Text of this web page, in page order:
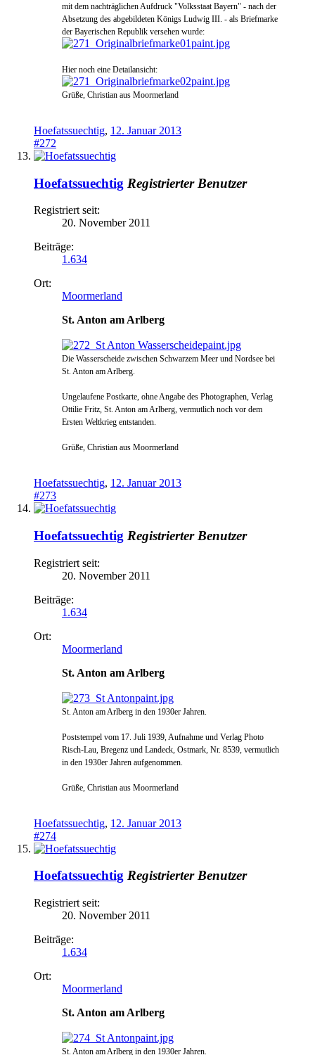
mit dem nachträglichen Aufdruck "Volksstaat Bayern" - nach der
Absetzung des abgebildeten Königs Ludwig III. - als Briefmarke
der Bayerischen Republik versehen wurde:
Hier noch eine Detailansicht:
Grüße, Christian aus Moormerland
Hoefatssuechtig, 12. Januar 2013
#272
Hoefatssuechtig Registrierter Benutzer
Registriert seit:
20. November 2011
Beiträge:
1.634
Ort:
Moormerland
St. Anton am Arlberg
Die Wasserscheide zwischen Schwarzem Meer und Nordsee bei
St. Anton am Arlberg.
Ungelaufene Postkarte, ohne Angabe des Photographen, Verlag
Ottilie Fritz, St. Anton am Arlberg, vermutlich noch vor dem
Ersten Weltkrieg entstanden.
Grüße, Christian aus Moormerland
Hoefatssuechtig, 12. Januar 2013
#273
Hoefatssuechtig Registrierter Benutzer
Registriert seit:
20. November 2011
Beiträge:
1.634
Ort:
Moormerland
St. Anton am Arlberg
St. Anton am Arlberg in den 1930er Jahren.
Poststempel vom 17. Juli 1939, Aufnahme und Verlag Photo
Risch-Lau, Bregenz und Landeck, Ostmark , Nr. 8539, vermutlich
in den 1930er Jahren aufgenommen.
Grüße, Christian aus Moormerland
Hoefatssuechtig, 12. Januar 2013
#274
Hoefatssuechtig Registrierter Benutzer
Registriert seit:
20. November 2011
Beiträge:
1.634
Ort:
Moormerland
St. Anton am Arlberg
St. Anton am Arlberg in den 1930er Jahren.